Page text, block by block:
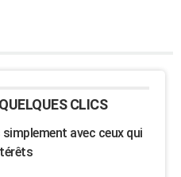
CLICS
avec ceux qui